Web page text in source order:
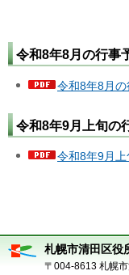
令和8年8月の行事
令和8年8月の
令和8年9月上旬の
令和8年9月上
札幌市清田区
〒004-8613 札幌